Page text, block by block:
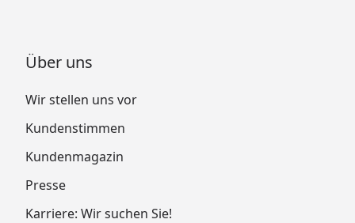
Über uns
Wir stellen uns vor
Kundenstimmen
Kundenmagazin
Presse
Karriere: Wir suchen Sie!